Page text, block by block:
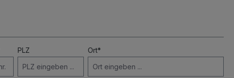
PLZ Ort*